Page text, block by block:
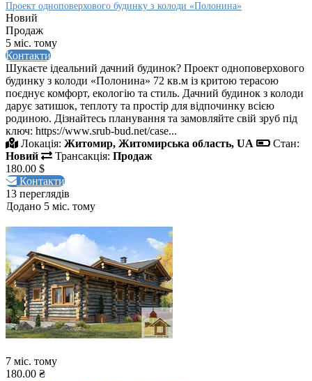
Проект одноповерхового будинку з колоди «Полонина»
Новий
Продаж
5 міс. тому
Контакти
Шукаєте ідеальний дачний будинок? Проект одноповерхового
будинку з колоди «Полонина» 72 кв.м із критою терасою
поєднує комфорт, екологію та стиль. Дачний будинок з колоди
дарує затишок, теплоту та простір для відпочинку всією
родиною. Дізнайтесь планування та замовляйте свій зруб під
ключ: https://www.srub-bud.net/case...
Локація: Житомир, Житомирська область, UA
Стан:
Новий
Трансакція: Продаж
180.00 $
Контакти
13 переглядів
Додано 5 міс. тому
7 міс. тому
180.00 ₴